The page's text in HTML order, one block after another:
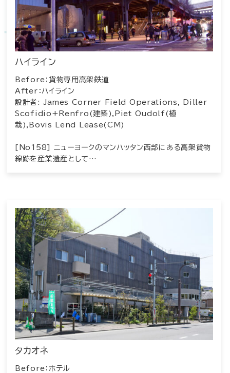
ハイライン
Before：貨物専用高架鉄道
After：ハイライン
設計者: James Corner Field Operations, Diller
Scofidio+Renfro(建築),Piet Oudolf(植
栽),Bovis Lend Lease(CM)
[No158] ニューヨークのマンハッタン西部にある高架貨物
線跡を産業遺産として…
タカオネ
Before：ホテル